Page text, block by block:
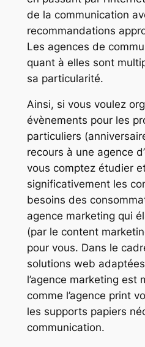
de la communication
recommandations
Les agences de
quant à elles sont
sa particularité.
Ainsi, si vous voulez
évènements pour les
particuliers
recours à une agence
vous comptez étudier
significativement les
besoins des
agence marketing qui
(par le content
pour vous. Dans le
solutions web
l’agence marketing est
comme l’agence print
les supports papiers
communication.